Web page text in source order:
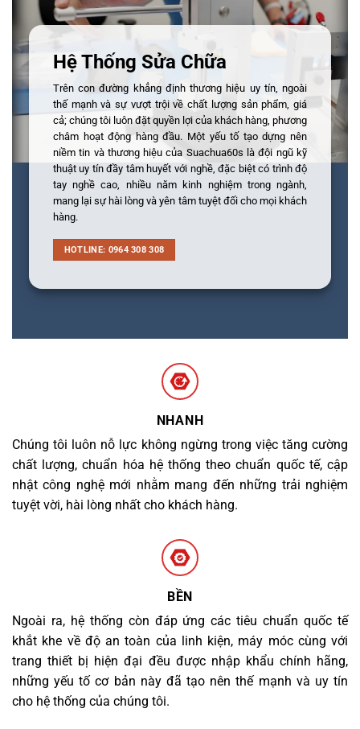
Hệ Thống Sửa Chữa
Trên con đường khẳng định thương hiệu uy tín, ngoài
thế mạnh và sự vượt trội về chất lượng sản phẩm, giá
cả; chúng tôi luôn đặt quyền lợi của khách hàng, phương
châm hoạt động hàng đầu. Một yếu tố tạo dựng nên
niềm tin và thương hiệu của Suachua60s là đội ngũ kỹ
thuật uy tín đầy tâm huyết với nghề, đặc biệt có trình độ
tay nghề cao, nhiều năm kinh nghiệm trong ngành,
mang lại sự hài lòng và yên tâm tuyệt đối cho mọi khách
hàng.
HOTLINE: 0964 308 308
NHANH
Chúng tôi luôn nỗ lực không ngừng trong việc tăng cường
chất lượng, chuẩn hóa hệ thống theo chuẩn quốc tế, cập
nhật công nghệ mới nhằm mang đến những trải nghiệm
tuyệt vời, hài lòng nhất cho khách hàng.
BỀN
Ngoài ra, hệ thống còn đáp ứng các tiêu chuẩn quốc tế
khắt khe về độ an toàn của linh kiện, máy móc cùng với
trang thiết bị hiện đại đều được nhập khẩu chính hãng,
những yếu tố cơ bản này đã tạo nên thế mạnh và uy tín
cho hệ thống của chúng tôi.